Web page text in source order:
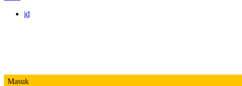
id
Masuk